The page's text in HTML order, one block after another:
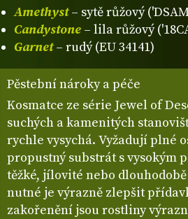
Amethyst– sytě růžový
Candystone – lila růžový
Garnet– rudý (EU 34141)
Pěstební nároky a péče
Kosmatce ze série Jewel of
suchých a kamenitých
rychle vysychá. Vyžadují plné
propustný substrát s vysokým
těžké, jílovité nebo
nutné je výrazně zlepšit
zakořenění jsou rostliny